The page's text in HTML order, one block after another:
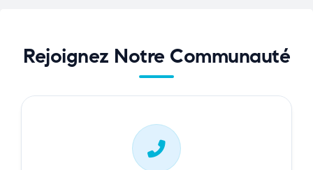
Rejoignez Notre Communauté